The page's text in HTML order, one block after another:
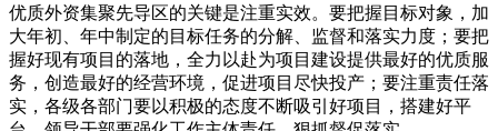
优质外资集聚先导区的关键是注重实效。要把握目标对象，加
大年初、年中制定的目标任务的分解、监督和落实力度；要把
握好现有项目的落地，全力以赴为项目建设提供最好的优质服
务，创造最好的经营环境，促进项目尽快投产；要注重责任落
实，各级各部门要以积极的态度不断吸引好项目，搭建好平